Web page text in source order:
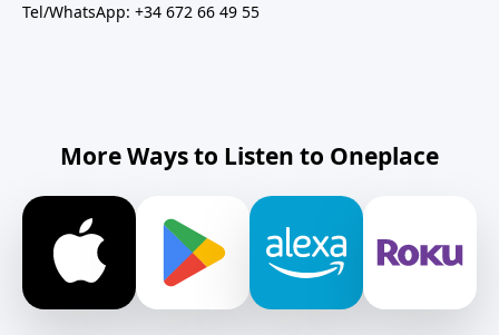
Tel/WhatsApp: +34 672 66 49 55
More Ways to Listen to Oneplace